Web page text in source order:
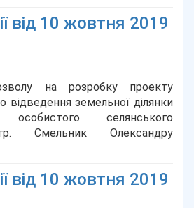
від 10 жовтня 2019
на розробку проекту
земельної ділянки
селянського
Смельник Олександру
від 10 жовтня 2019